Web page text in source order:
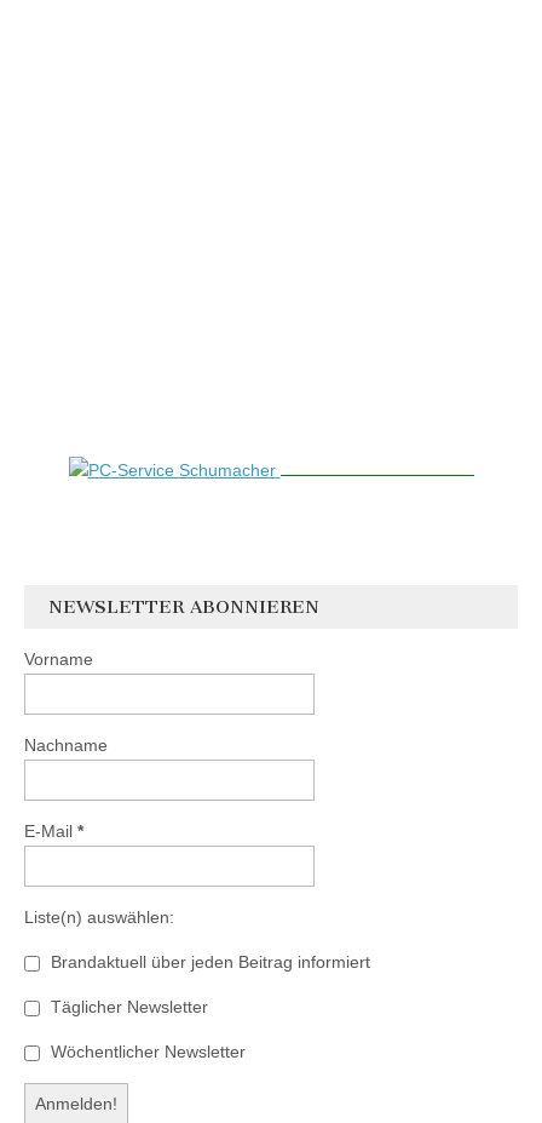
NEWSLETTER ABONNIEREN
Vorname
Nachname
E-Mail *
Liste(n) auswählen:
Brandaktuell über jeden Beitrag informiert
Täglicher Newsletter
Wöchentlicher Newsletter